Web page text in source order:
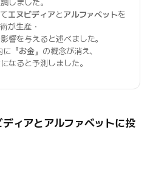
しました。
エヌビディアとアルファベットを
が生産・
響を与えると述べました。
に『お金』の概念が消え、
なると予測しました。
ィアとアルファベットに投